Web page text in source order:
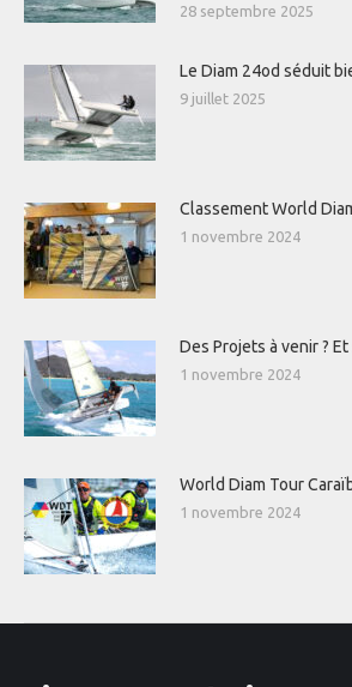
28 septembre 2025
Le Diam 24od séduit
9 juillet 2025
Classement World
1 novembre 2024
Des Projets à venir ?
1 novembre 2024
World Diam Tour
1 novembre 2024